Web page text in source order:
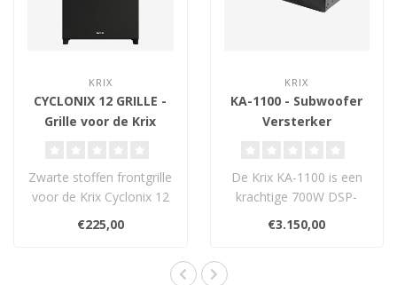
KRIX
CYCLONIX 12 GRILLE -
Grille voor de Krix
Zwarte stoffen frontgrille
voor de Krix Cyclonix 12
subwoofer. Biedt
bescherming..
€225,00
KRIX
KA-1100 - Subwoofer
Versterker
De Krix KA-1100 is een
krachtige 700W DSP-
subwooferversterker,
speciaal afgestem..
€3.150,00